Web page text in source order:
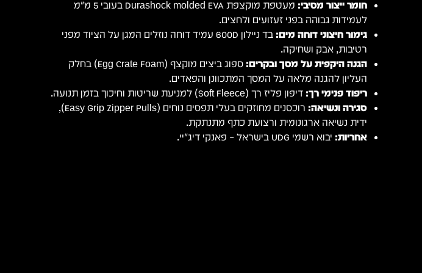
חומר ייצור מסיבי:
מעטפת מוקצפת Durashock molded EVA בעובי 5 מ"מ
לעמידות גבוהה בפני זעזועים ולחצים.
גימור חיצוני דוחה מים:
בד ניילון 600D עמיד דוחה נוזלים המגן על הציוד מפני
רטיבות, אבק ושחיקה.
הגנה היקפית על מסך ובקרים:
ספוג ביצים מוקצף (Egg Crate Foam) בחלק
העליון להגנה מלאה על המסך המתכוונן והפאדים.
ריפוד פנימי רך: דיפון פליז רך (Soft Fleece) למניעת שריטות וחיכוך בזמן תנועה.
סגירה ונשיאה:
רוכסנים מחוזקים בעלי תפסים נוחים (Easy Grip Zipper Pulls),
ידית נשיאה ארגונומית ורצועת כתף מתנתקת.
אחריות: יבוא רשמי UDG בישראל – פאנקי דיג׳יי.